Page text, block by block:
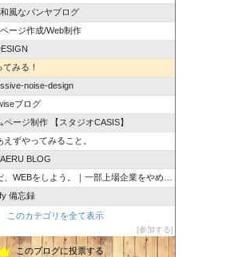
風なパンヤブログ
ージ作成/Web制作
てみる！
noise-design
ブログ
ページ制作 【スタジオCASIS】
えずやってみること。
BLOG
WEBをしよう。｜一部上場企業をやめてWEB担当に
備忘録
このカテゴリを全て表示
参加する
このブログに投票する